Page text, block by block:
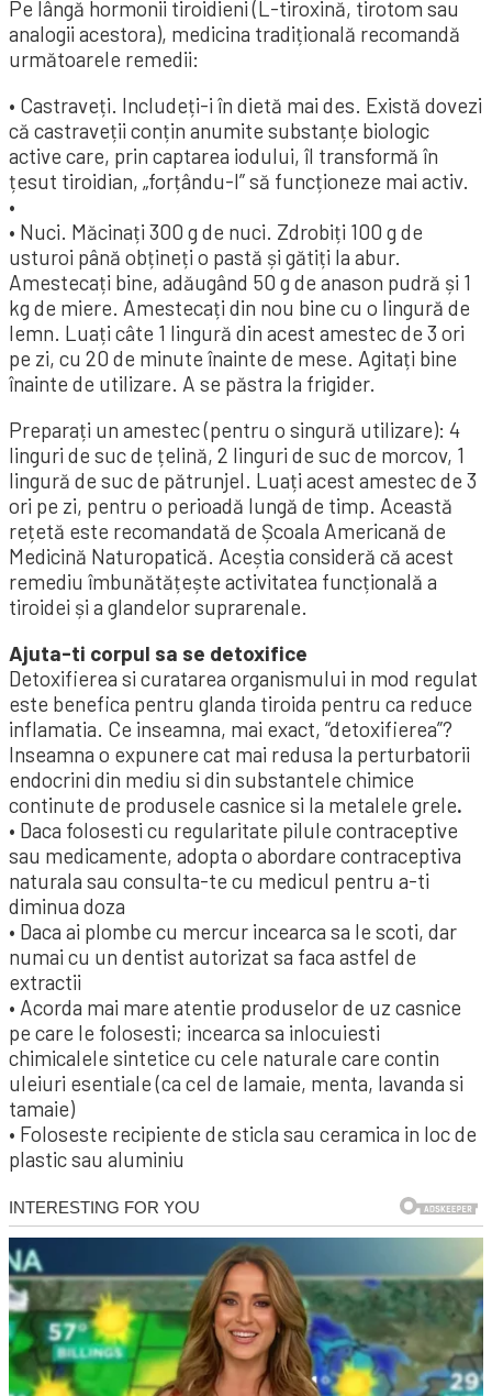
Pe lângă hormonii tiroidieni (L-tiroxină, tirotom sau
analogii acestora), medicina tradițională recomandă
următoarele remedii:
• Castraveți. Includeți-i în dietă mai des. Există dovezi
că castraveții conțin anumite substanțe biologic
active care, prin captarea iodului, îl transformă în
țesut tiroidian, „forțându-l” să funcționeze mai activ.
•
• Nuci. Măcinați 300 g de nuci. Zdrobiți 100 g de
usturoi până obțineți o pastă și gătiți la abur.
Amestecați bine, adăugând 50 g de anason pudră și 1
kg de miere. Amestecați din nou bine cu o lingură de
lemn. Luați câte 1 lingură din acest amestec de 3 ori
pe zi, cu 20 de minute înainte de mese. Agitați bine
înainte de utilizare. A se păstra la frigider.
Preparați un amestec (pentru o singură utilizare): 4
linguri de suc de țelină, 2 linguri de suc de morcov, 1
lingură de suc de pătrunjel. Luați acest amestec de 3
ori pe zi, pentru o perioadă lungă de timp. Această
rețetă este recomandată de Școala Americană de
Medicină Naturopatică. Aceștia consideră că acest
remediu îmbunătățește activitatea funcțională a
tiroidei și a glandelor suprarenale.
Ajuta-ti corpul sa se detoxifice
Detoxifierea si curatarea organismului in mod regulat
este benefica pentru glanda tiroida pentru ca reduce
inflamatia. Ce inseamna, mai exact, “detoxifierea”?
Inseamna o expunere cat mai redusa la perturbatorii
endocrini din mediu si din substantele chimice
continute de produsele casnice si la metalele grele.
• Daca folosesti cu regularitate pilule contraceptive
sau medicamente, adopta o abordare contraceptiva
naturala sau consulta-te cu medicul pentru a-ti
diminua doza
• Daca ai plombe cu mercur incearca sa le scoti, dar
numai cu un dentist autorizat sa faca astfel de
extractii
• Acorda mai mare atentie produselor de uz casnice
pe care le folosesti; incearca sa inlocuiesti
chimicalele sintetice cu cele naturale care contin
uleiuri esentiale (ca cel de lamaie, menta, lavanda si
tamaie)
• Foloseste recipiente de sticla sau ceramica in loc de
plastic sau aluminiu